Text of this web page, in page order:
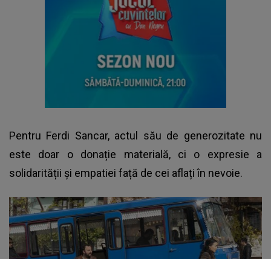
Pentru Ferdi Sancar, actul său de generozitate nu
este doar o donație materială, ci o expresie a
solidarității și empatiei față de cei aflați în nevoie.